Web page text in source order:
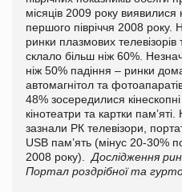
місяців 2009 року
першого півріччя 2008 року.
ринки плазмових
склало більш ніж 60%.
ніж 50% падіння – ринки
автомагнітол та
48% зосередилися
кінотеатри та картки
зазнали РК телевізори,
USB пам’ять (мінус 20-30%
2008 року). Дослідження
Портал роздрібної та